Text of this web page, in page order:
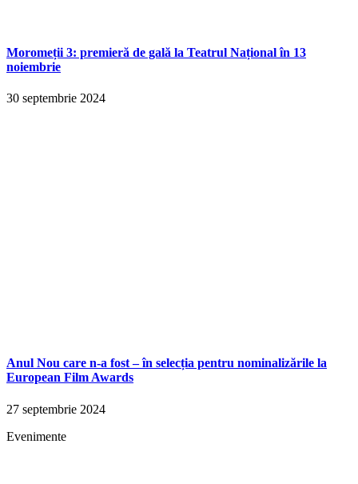
Moromeții 3: premieră de gală la Teatrul Național în 13
noiembrie
30 septembrie 2024
Anul Nou care n-a fost – în selecția pentru nominalizările la
European Film Awards
27 septembrie 2024
Evenimente